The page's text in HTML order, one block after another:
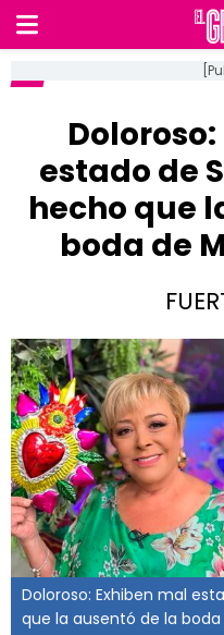
estado de
hecho que
boda de
Doloroso: Exhiben mal
que la ausentó de la boda